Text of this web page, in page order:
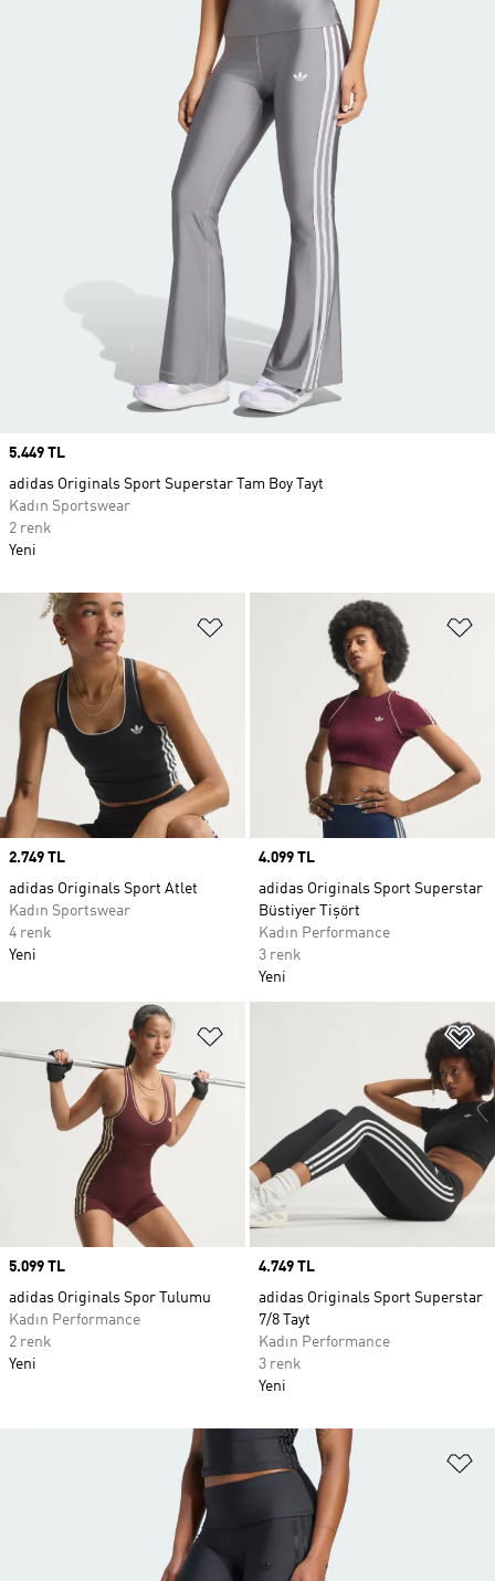
Favori Listesine Ekle
Price
2.749 TL
adidas Originals Sport Atlet
Kadın Sportswear
4 renk
Yeni
Price
4.099 TL
adidas Originals Sport Superstar
Büstiyer Tişört
Kadın Performance
3 renk
Yeni
Price
5.099 TL
adidas Originals Spor Tulumu
Kadın Performance
2 renk
Yeni
Price
4.749 TL
adidas Originals Sport Superstar
7/8 Tayt
Kadın Performance
3 renk
Yeni
Price
5.449 TL
adidas Originals Sport Superstar Tam Boy Tayt
Kadın Sportswear
2 renk
Yeni